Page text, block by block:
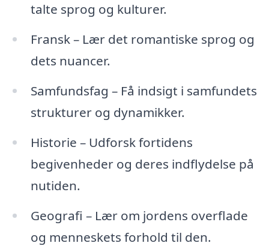
talte sprog og kulturer.
Fransk – Lær det romantiske sprog og
dets nuancer.
Samfundsfag – Få indsigt i samfundets
strukturer og dynamikker.
Historie – Udforsk fortidens
begivenheder og deres indflydelse på
nutiden.
Geografi – Lær om jordens overflade
og menneskets forhold til den.